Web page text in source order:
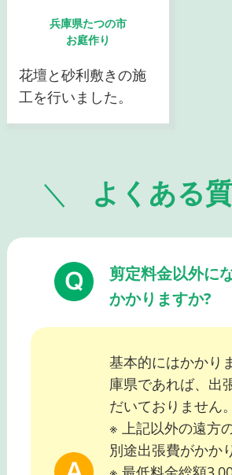
兵庫県たつの市
お庭作り
花壇と砂利敷きの施
工を行いました。
よくある
剪定料金以外に
かかりますか?
基本的にはかかり
庫県であれば、出
だいておりません。
※ 上記以外の遠方
別途出張費がかか